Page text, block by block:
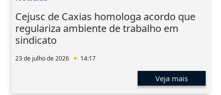
Cejusc de Caxias homologa acordo que
regulariza ambiente de trabalho em
sindicato
23 de julho de 2026 14:17
Veja mais